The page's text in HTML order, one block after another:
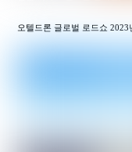
오텔드론 글로벌 로드쇼 2023